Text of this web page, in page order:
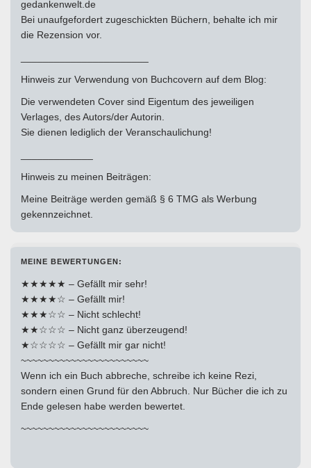
gedankenwelt.de
Bei unaufgefordert zugeschickten Büchern, behalte ich mir
die Rezension vor.
Hinweis zur Verwendung von Buchcovern auf dem Blog:
Die verwendeten Cover sind Eigentum des jeweiligen
Verlages, des Autors/der Autorin.
Sie dienen lediglich der Veranschaulichung!
Hinweis zu meinen Beiträgen:
Meine Beiträge werden gemäß § 6 TMG als Werbung
gekennzeichnet.
MEINE BEWERTUNGEN:
★★★★★ – Gefällt mir sehr!
★★★★☆ – Gefällt mir!
★★★☆☆ – Nicht schlecht!
★★☆☆☆ – Nicht ganz überzeugend!
★☆☆☆☆ – Gefällt mir gar nicht!
~~~~~~~~~~~~~~~~~~~~~~~
Wenn ich ein Buch abbreche, schreibe ich keine Rezi,
sondern einen Grund für den Abbruch. Nur Bücher die ich zu
Ende gelesen habe werden bewertet.
~~~~~~~~~~~~~~~~~~~~~~~